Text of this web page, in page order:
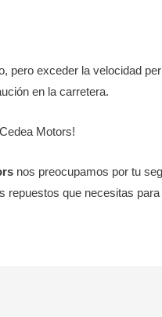
pero exceder la velocidad
en la carretera.
Motors!
nos preocupamos por tu
repuestos que necesitas